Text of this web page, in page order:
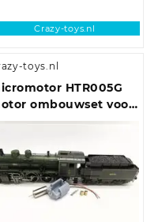
Crazy-toys.nl
toys.nl
HTR005G
ombouwset voor
DB BR 38, DR BR